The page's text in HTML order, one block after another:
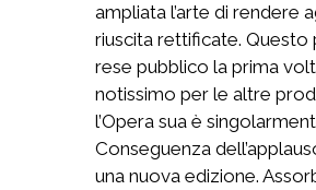
ampliata l’arte di rendere
riuscita rettificate. Questo
rese pubblico la prima
notissimo per le altre
l’Opera sua è
Conseguenza
una nuova edizione.